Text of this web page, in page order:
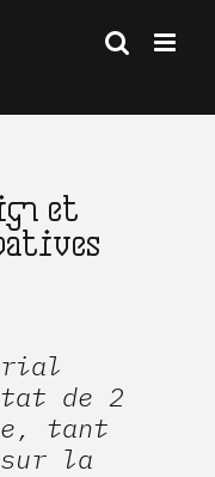
et
de 2
tant
la